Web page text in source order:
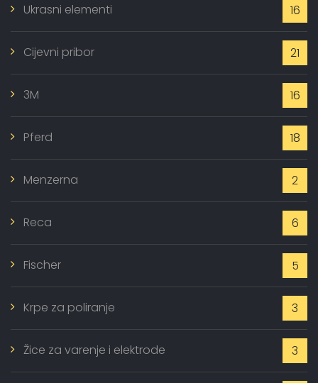
Ukrasni elementi 16
Cijevni pribor 21
3M 16
Pferd 18
Menzerna 2
Reca 6
Fischer 5
Krpe za poliranje 3
Žice za varenje i elektrode 3